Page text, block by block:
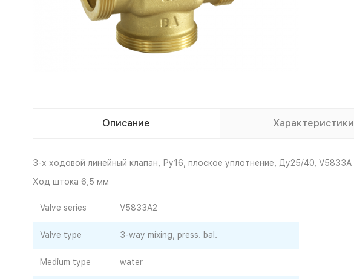
Описание Характеристики
3-х ходовой линейный клапан, Ру16, плоское уплотнение, Ду25/40, V5833A
Ход штока 6,5 мм
Valve series V5833A2
Valve type 3-way mixing, press. bal.
Medium type water